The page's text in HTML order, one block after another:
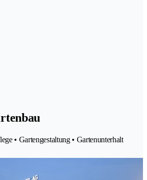
• Gartengestaltung • Gartenunterhalt